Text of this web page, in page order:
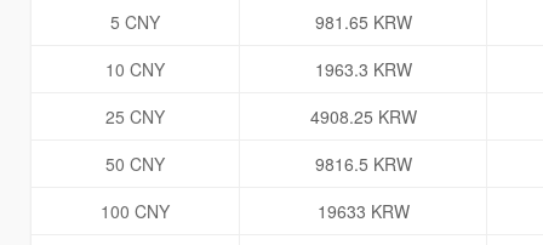
5 CNY
981.65 KRW
10 CNY
1963.3 KRW
25 CNY
4908.25 KRW
50 CNY
9816.5 KRW
100 CNY
19633 KRW